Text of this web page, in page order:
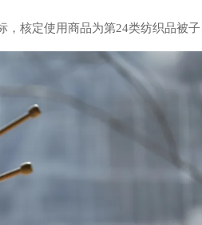
核定使用商品为第24类纺织品被子